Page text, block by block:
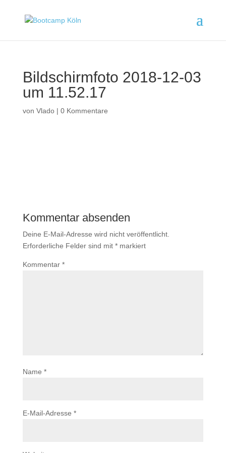
Bildschirmfoto 2018-12-03
um 11.52.17
von Vlado| 0 Kommentare
Kommentar absenden
Deine E-Mail-Adresse wird nicht veröffentlicht.
Erforderliche Felder sind mit *markiert
Kommentar *
Name *
E-Mail-Adresse *